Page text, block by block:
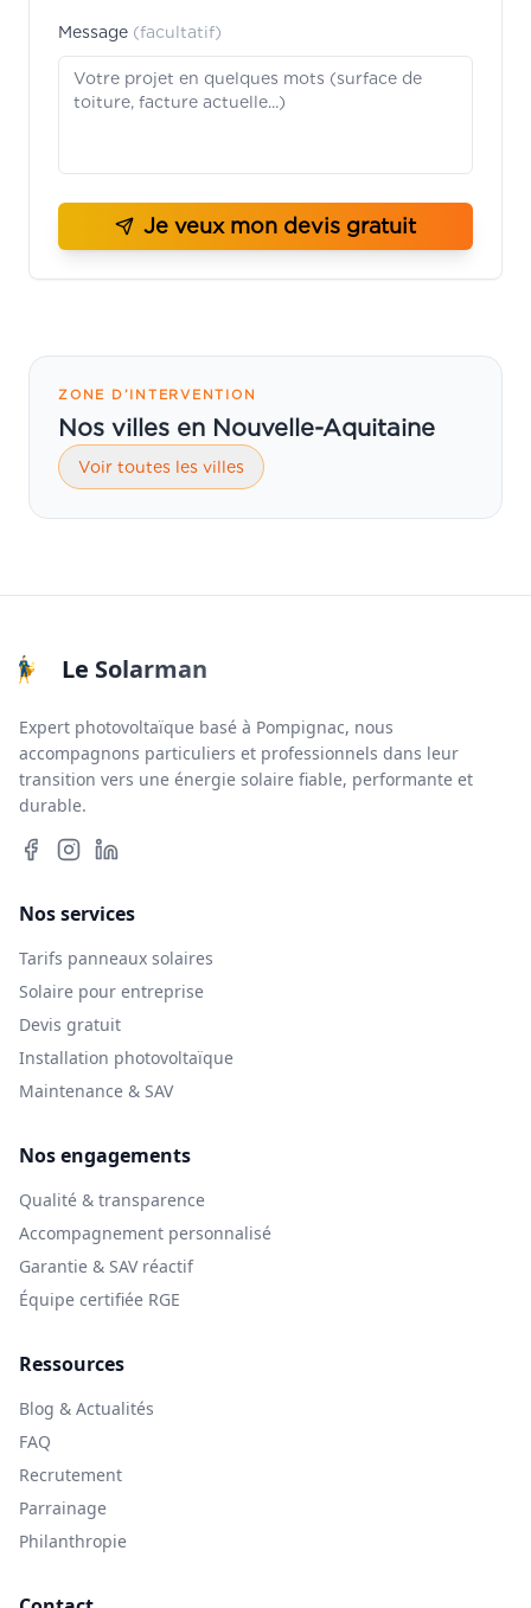
Message (facultatif)
Je veux mon devis gratuit
ZONE D’INTERVENTION
Nos villes en Nouvelle-Aquitaine
Voir toutes les villes
Le Solarman
Expert photovoltaïque basé à Pompignac, nous
accompagnons particuliers et professionnels dans leur
transition vers une énergie solaire fiable, performante et
durable.
Nos services
Tarifs panneaux solaires
Solaire pour entreprise
Devis gratuit
Installation photovoltaïque
Maintenance & SAV
Nos engagements
Qualité & transparence
Accompagnement personnalisé
Garantie & SAV réactif
Équipe certifiée RGE
Ressources
Blog & Actualités
FAQ
Recrutement
Parrainage
Philanthropie